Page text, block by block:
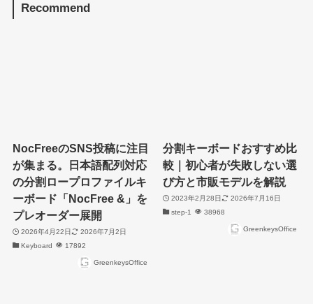
Recommend
NocFreeのSNS投稿に注目
が集まる。日本語配列対応
の分割ロープロファイルキ
ーボード「NocFree &」を
プレオーダー展開
2026年4月22日
2026年7月2日
Keyboard
17892
GreenkeysOffice
分割キーボードおすすめ比
較｜初心者が失敗しない選
び方と市販モデルを解説
2023年2月28日
2026年7月16日
step-1
38968
GreenkeysOffice